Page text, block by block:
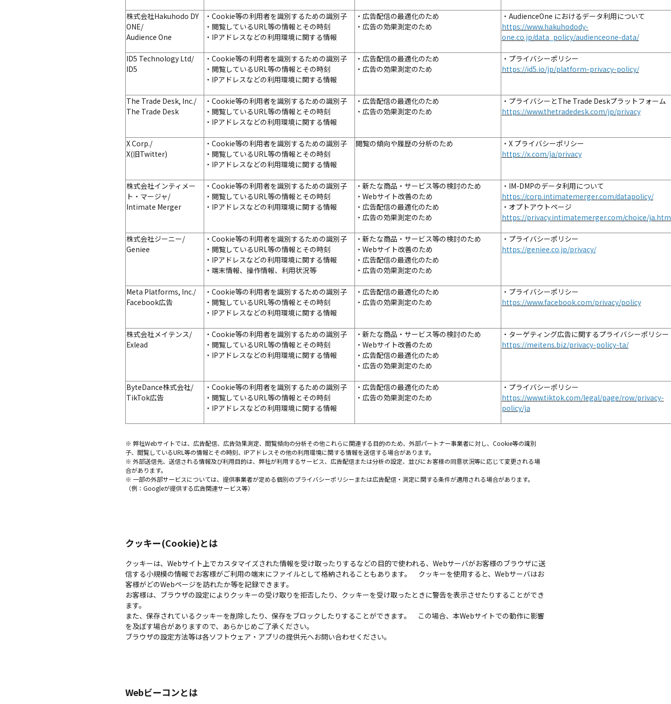
株式会社Hakuhodo DY
ONE/
Audience One
・Cookie等の利用者を識別するための識別子
・閲覧しているURL等の情報とその時刻
・IPアドレスなどの利用環境に関する情報
・広告配信の最適化のため
・広告の効果測定のため
・AudienceOne におけるデータ利用について
https://www.hakuhodody-
one.co.jp/data_policy/audienceone-data/
ID5 Technology Ltd/
ID5
・Cookie等の利用者を識別するための識別子
・閲覧しているURL等の情報とその時刻
・IPアドレスなどの利用環境に関する情報
・広告配信の最適化のため
・広告の効果測定のため
・プライバシーポリシー
https://id5.io/jp/platform-privacy-policy/
The Trade Desk, Inc./
The Trade Desk
・Cookie等の利用者を識別するための識別子
・閲覧しているURL等の情報とその時刻
・IPアドレスなどの利用環境に関する情報
・広告配信の最適化のため
・広告の効果測定のため
・プライバシーとThe Trade Deskプラットフォーム
https://www.thetradedesk.com/jp/privacy
X Corp./
X(旧Twitter)
・Cookie等の利用者を識別するための識別子
・閲覧しているURL等の情報とその時刻
・IPアドレスなどの利用環境に関する情報
閲覧の傾向や履歴の分析のため
・X プライバシーポリシー
https://x.com/ja/privacy
株式会社インティメー
ト・マージャ/
Intimate Merger
・Cookie等の利用者を識別するための識別子
・閲覧しているURL等の情報とその時刻
・IPアドレスなどの利用環境に関する情報
・新たな商品・サービス等の検討のため
・Webサイト改善のため
・広告配信の最適化のため
・広告の効果測定のため
・IM-DMPのデータ利用について
https://corp.intimatemerger.com/datapolicy/
・オプトアウトページ
https://privacy.intimatemerger.com/choice/
株式会社ジーニー/
Geniee
・Cookie等の利用者を識別するための識別子
・閲覧しているURL等の情報とその時刻
・IPアドレスなどの利用環境に関する情報
・端末情報、操作情報、利用状況等
・新たな商品・サービス等の検討のため
・Webサイト改善のため
・広告配信の最適化のため
・広告の効果測定のため
・プライバシーポリシー
https://geniee.co.jp/privacy/
Meta Platforms, Inc./
Facebook広告
・Cookie等の利用者を識別するための識別子
・閲覧しているURL等の情報とその時刻
・IPアドレスなどの利用環境に関する情報
・広告配信の最適化のため
・広告の効果測定のため
・プライバシーポリシー
https://www.facebook.com/privacy/policy
株式会社メイテンス/
Exlead
・Cookie等の利用者を識別するための識別子
・閲覧しているURL等の情報とその時刻
・IPアドレスなどの利用環境に関する情報
・新たな商品・サービス等の検討のため
・Webサイト改善のため
・広告配信の最適化のため
・広告の効果測定のため
・ターゲティング広告に関するプライバシーポリシー
https://meitens.biz/privacy-policy-ta/
ByteDance株式会社/
TikTok広告
・Cookie等の利用者を識別するための識別子
・閲覧しているURL等の情報とその時刻
・IPアドレスなどの利用環境に関する情報
・広告配信の最適化のため
・広告の効果測定のため
・プライバシーポリシー
https://www.tiktok.com/legal/page/row/privacy-
policy/ja
※ 弊社Webサイトでは、広告配信、広告効果測定、閲覧傾向の分析その他これらに関連する目的のため、外部パートナー事業者に対し、Cookie等の識別
子、閲覧しているURL等の情報とその時刻、IPアドレスその他の利用環境に関する情報を送信する場合があります。
※ 外部送信先、送信される情報及び利用目的は、弊社が利用するサービス、広告配信または分析の設定、並びにお客様の同意状況等に応じて変更される場
合があります。
※ 一部の外部サービスについては、提供事業者が定める個別のプライバシーポリシーまたは広告配信・測定に関する条件が適用される場合があります。
（例：Googleが提供する広告関連サービス等）
クッキー(Cookie)とは
クッキーは、Webサイト上でカスタマイズされた情報を受け取ったりするなどの目的で使われる、Webサーバがお客様のブラウザに送
信する小規模の情報でお客様がご利用の端末にファイルとして格納されることもあります。 クッキーを使用すると、Webサーバはお
客様がどのWebページを訪れたか等を記録できます。
お客様は、ブラウザの設定によりクッキーの受け取りを拒否したり、クッキーを受け取ったときに警告を表示させたりすることができ
ます。
また、保存されているクッキーを削除したり、保存をブロックしたりすることができます。 この場合、本Webサイトでの動作に影響
を及ぼす場合がありますので、あらかじめご了承ください。
ブラウザの設定方法等は各ソフトウェア・アプリの提供元へお問い合わせください。
Webビーコンとは